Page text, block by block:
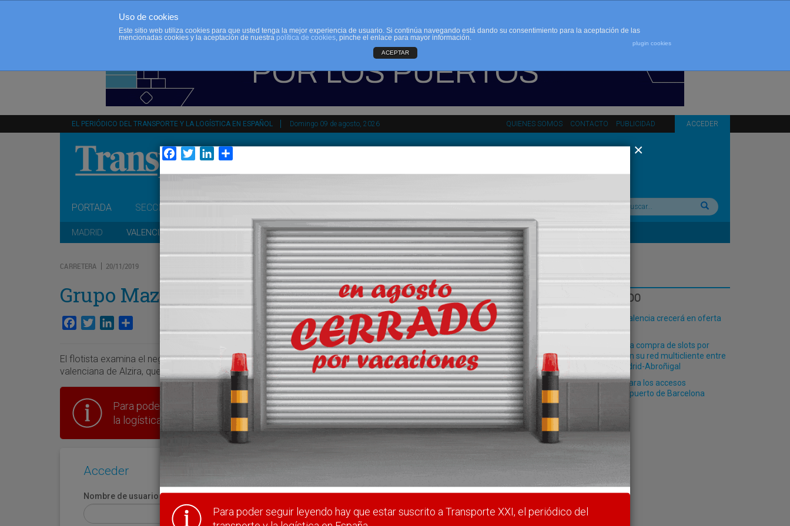
QUIENES SOMOS CONTACTO PUBLICIDAD ACCEDER
EL PERIÓDICO DEL TRANSPORTE Y LA LOGÍSTICA EN ESPAÑOL Domingo 09 de agosto, 2026
PORTADA SECCIONES Buscar:
MADRID VALENCIA CATALUÑA ANDALUCÍA PAÍS VASCO ESPAÑA INTERNACIONAL
CARRETERA 20/11/2019
Grupo Mazo analiza nuevos nichos en el frigorífico
Facebook
TwitterLinkedIn
El flotista examina el negocio logístico para confeccionar el diseño definitivo de su futura base central de la localidad
valenciana de Alzira, que dispondrá de un área de 102.000 metros cuadrados.
Para poder seguir leyendo hay que estar suscrito a Transporte XXI, el periódico del transporte y
la logística en España.
Acceder
Nombre de usuario Nombre de usuario (elija un nombre)*
LO MÁS LEÍDO
El Puerto de Valencia crecerá en oferta
Renfe ofrece la compra de slots por
plataformas en su red multicliente entre
Valencia y Madrid-Abroñigal
Nuevo plazo para los accesos
ferroviarios al puerto de Barcelona
Uso de cookies
Este sitio web utiliza cookies para que usted tenga la mejor experiencia de usuario. Si continúa navegando está dando su consentimiento para la aceptación de las
mencionadas cookies y la aceptación de nuestra política de cookies, pinche el enlace para mayor información.
plugin cookies
ACEPTAR
Facebook
TwitterLinkedIn
Para poder seguir leyendo hay que estar suscrito a Transporte XXI, el periódico del